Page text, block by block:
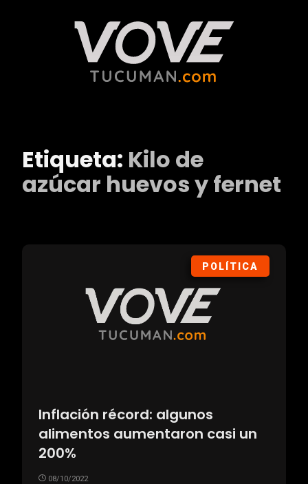
Etiqueta: Kilo de
azúcar huevos y fernet
POLÍTICA
Inflación récord: algunos
alimentos aumentaron casi un
200%
08/10/2022